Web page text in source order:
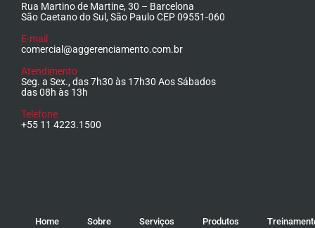
Rua Martino de Martine, 30 – Barcelona
São Caetano do Sul, São Paulo CEP 09551-060
E-mail
comercial@aggerenciamento.com.br
Atendimento
Seg. a Sex., das 7h30 às 17h30 Aos Sábados
das 08h às 13h
Telefone
+55 11 4223.1500
Home Sobre Serviços Produtos